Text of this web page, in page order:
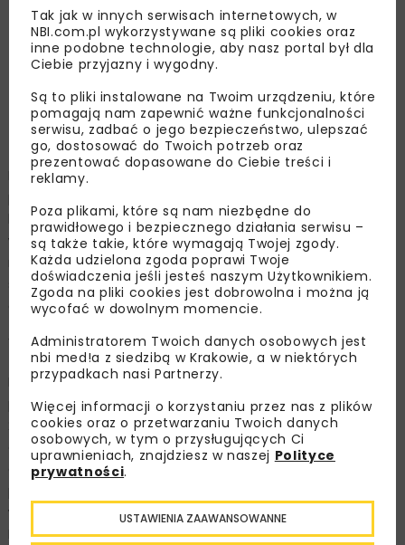
Grafika: Metro Warszawskie, UM Warszawa,
www.ztm.waw.pl
Linia M4 połączy Tarchomin z Wilanowem. Według
liczyć 26 km i 23 stacje. Osiem przystanków zostanie
wyposażonych w komory torów odstawczych. W ramach
nowego odcinka powinna powstać również kolejna
stacja techniczno-postojowa oraz nowa centralna
dyspozytornia.
Wybranie najlepszej oferty
Przetarg na wyłonienie wykonawcy prac
przedprojektowych linii M4 został ogłoszony w marcu
2024 r. Krajowa Izba Odwoławcza 14 sierpnia 2024 r.
oddaliła odwołanie spółki ILF Consulting Engineers Polska
od wyboru najkorzystniejszej oferty. Tym samym KIO
wyboru najkorzystniejszej oferty, złożonej przez spółkę
Metroprojekt.
Tak jak w innych serwisach internetowych, w
NBI.com.pl wykorzystywane są pliki cookies oraz
inne podobne technologie, aby nasz portal był dla
Ciebie przyjazny i wygodny.
Są to pliki instalowane na Twoim urządzeniu, które
pomagają nam zapewnić ważne funkcjonalności
serwisu, zadbać o jego bezpieczeństwo, ulepszać
go, dostosować do Twoich potrzeb oraz
prezentować dopasowane do Ciebie treści i
reklamy.
Poza plikami, które są nam niezbędne do
prawidłowego i bezpiecznego działania serwisu –
są także takie, które wymagają Twojej zgody.
Każda udzielona zgoda poprawi Twoje
doświadczenia jeśli jesteś naszym Użytkownikiem.
Zgoda na pliki cookies jest dobrowolna i można ją
wycofać w dowolnym momencie.
Administratorem Twoich danych osobowych jest
nbi med!a z siedzibą w Krakowie, a w niektórych
przypadkach nasi Partnerzy.
Więcej informacji o korzystaniu przez nas z plików
cookies oraz o przetwarzaniu Twoich danych
osobowych, w tym o przysługujących Ci
uprawnieniach, znajdziesz w naszej Polityce
prywatności.
USTAWIENIA ZAAWANSOWANNE